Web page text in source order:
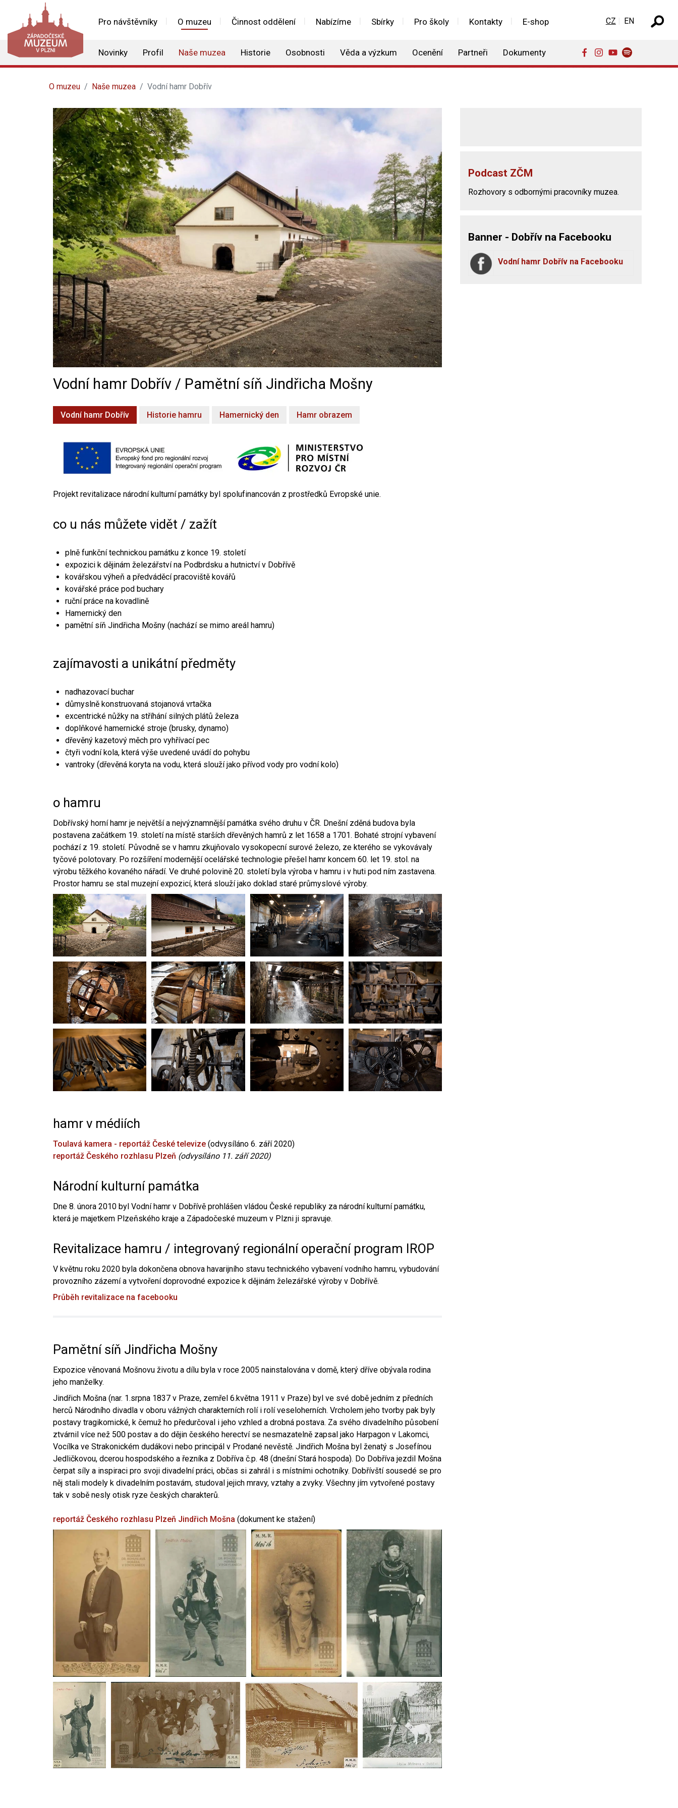
Pro návštěvníky O muzeu Činnost oddělení Nabízíme Sbírky Pro školy Kontakty E-shop
Novinky Profil Naše muzea Historie Osobnosti Věda a výzkum Ocenění Partneři Dokumenty
Zvolte jazyk
CZ EN
O muzeu Naše muzea Vodní hamr Dobřív
Vodní hamr Dobřív / Pamětní síň Jindřicha Mošny
Vodní hamr Dobřív Historie hamru Hamernický den Hamr obrazem
Projekt revitalizace národní kulturní památky byl spolufinancován z prostředků Evropské unie.
co u nás můžete vidět / zažít
plně funkční technickou památku z konce 19. století
expozici k dějinám železářství na Podbrdsku a hutnictví v Dobřívě
kovářskou výheň a předváděcí pracoviště kovářů
kovářské práce pod buchary
ruční práce na kovadlině
Hamernický den
pamětní síň Jindřicha Mošny (nachází se mimo areál hamru)
zajímavosti a unikátní předměty
nadhazovací buchar
důmyslně konstruovaná stojanová vrtačka
excentrické nůžky na stříhání silných plátů železa
doplňkové hamernické stroje (brusky, dynamo)
dřevěný kazetový měch pro vyhřívací pec
čtyři vodní kola, která výše uvedené uvádí do pohybu
vantroky (dřevěná koryta na vodu, která slouží jako přívod vody pro vodní kolo)
o hamru
Dobřívský horní hamr je největší a nejvýznamnější památka svého druhu v ČR. Dnešní zděná budova byla
postavena začátkem 19. století na místě starších dřevěných hamrů z let 1658 a 1701. Bohaté strojní vybavení
pochází z 19. století. Původně se v hamru zkujňovalo vysokopecní surové železo, ze kterého se vykovávaly
tyčové polotovary. Po rozšíření modernější ocelářské technologie přešel hamr koncem 60. let 19. stol. na
výrobu těžkého kovaného nářadí. Ve druhé polovině 20. století byla výroba v hamru i v huti pod ním zastavena.
Prostor hamru se stal muzejní expozicí, která slouží jako doklad staré průmyslové výroby.
hamr v médiích
Toulavá kamera - reportáž České televize (odvysíláno 6. září 2020)
reportáž Českého rozhlasu Plzeň (odvysíláno 11. září 2020)
Národní kulturní památka
Dne 8. února 2010 byl Vodní hamr v Dobřívě prohlášen vládou České republiky za národní kulturní památku,
která je majetkem Plzeňského kraje a Západočeské muzeum v Plzni ji spravuje.
Revitalizace hamru / integrovaný regionální operační program IROP
V květnu roku 2020 byla dokončena obnova havarijního stavu technického vybavení vodního hamru, vybudování
provozního zázemí a vytvoření doprovodné expozice k dějinám železářské výroby v Dobřívě.
Průběh revitalizace na facebooku
Pamětní síň Jindřicha Mošny
Expozice věnovaná Mošnovu životu a dílu byla v roce 2005 nainstalována v domě, který dříve obývala rodina
jeho manželky.
Jindřich Mošna (nar. 1.srpna 1837 v Praze, zemřel 6.května 1911 v Praze) byl ve své době jedním z předních
herců Národního divadla v oboru vážných charakterních rolí i rolí veseloherních. Vrcholem jeho tvorby pak byly
postavy tragikomické, k čemuž ho předurčoval i jeho vzhled a drobná postava. Za svého divadelního působení
ztvárnil více než 500 postav a do dějin českého herectví se nesmazatelně zapsal jako Harpagon v Lakomci,
Vocílka ve Strakonickém dudákovi nebo principál v Prodané nevěstě. Jindřich Mošna byl ženatý s Josefínou
Jedličkovou, dcerou hospodského a řezníka z Dobříva č.p. 48 (dnešní Stará hospoda). Do Dobříva jezdil Mošna
čerpat síly a inspiraci pro svoji divadelní práci, občas si zahrál i s místními ochotníky. Dobřívští sousedé se pro
něj stali modely k divadelním postavám, studoval jejich mravy, vztahy a zvyky. Všechny jím vytvořené postavy
tak v sobě nesly otisk ryze českých charakterů.
reportáž Českého rozhlasu Plzeň Jindřich Mošna (dokument ke stažení)
Podcast ZČM
Rozhovory s odbornými pracovníky muzea.
Banner - Dobřív na Facebooku
Vodní hamr Dobřív na Facebooku